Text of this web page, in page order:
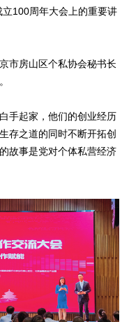
100周年大会上的重要讲
房山区个私协会秘书长
起家，他们的创业经历
存之道的同时不断开拓创
故事是党对个体私营经济